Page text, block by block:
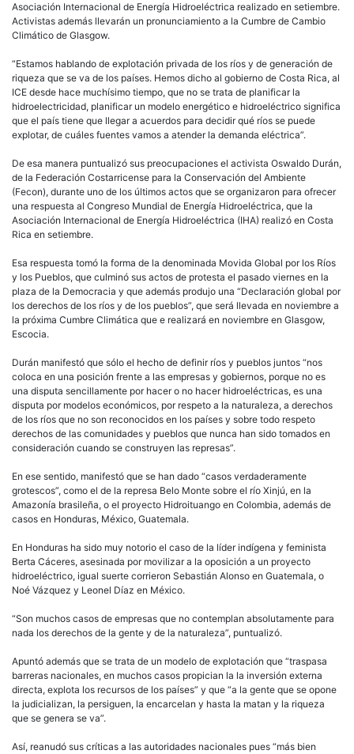
Asociación Internacional de Energía Hidroeléctrica realizado en setiembre.
Activistas además llevarán un pronunciamiento a la Cumbre de Cambio
Climático de Glasgow.
“Estamos hablando de explotación privada de los ríos y de generación de
riqueza que se va de los países. Hemos dicho al gobierno de Costa Rica, al
ICE desde hace muchísimo tiempo, que no se trata de planificar la
hidroelectricidad, planificar un modelo energético e hidroeléctrico significa
que el país tiene que llegar a acuerdos para decidir qué ríos se puede
explotar, de cuáles fuentes vamos a atender la demanda eléctrica”.
De esa manera puntualizó sus preocupaciones el activista Oswaldo Durán,
de la Federación Costarricense para la Conservación del Ambiente
(Fecon), durante uno de los últimos actos que se organizaron para ofrecer
una respuesta al Congreso Mundial de Energía Hidroeléctrica, que la
Asociación Internacional de Energía Hidroeléctrica (IHA) realizó en Costa
Rica en setiembre.
Esa respuesta tomó la forma de la denominada Movida Global por los Ríos
y los Pueblos, que culminó sus actos de protesta el pasado viernes en la
plaza de la Democracia y que además produjo una “Declaración global por
los derechos de los ríos y de los pueblos”, que será llevada en noviembre a
la próxima Cumbre Climática que e realizará en noviembre en Glasgow,
Escocia.
Durán manifestó que sólo el hecho de definir ríos y pueblos juntos “nos
coloca en una posición frente a las empresas y gobiernos, porque no es
una disputa sencillamente por hacer o no hacer hidroeléctricas, es una
disputa por modelos económicos, por respeto a la naturaleza, a derechos
de los ríos que no son reconocidos en los países y sobre todo respeto
derechos de las comunidades y pueblos que nunca han sido tomados en
consideración cuando se construyen las represas”.
En ese sentido, manifestó que se han dado “casos verdaderamente
grotescos”, como el de la represa Belo Monte sobre el río Xinjú, en la
Amazonía brasileña, o el proyecto Hidroituango en Colombia, además de
casos en Honduras, México, Guatemala.
En Honduras ha sido muy notorio el caso de la líder indígena y feminista
Berta Cáceres, asesinada por movilizar a la oposición a un proyecto
hidroeléctrico, igual suerte corrieron Sebastián Alonso en Guatemala, o
Noé Vázquez y Leonel Díaz en México.
“Son muchos casos de empresas que no contemplan absolutamente para
nada los derechos de la gente y de la naturaleza”, puntualizó.
Apuntó además que se trata de un modelo de explotación que “traspasa
barreras nacionales, en muchos casos propician la la inversión externa
directa, explota los recursos de los países” y que “a la gente que se opone
la judicializan, la persiguen, la encarcelan y hasta la matan y la riqueza
que se genera se va”.
Así, reanudó sus críticas a las autoridades nacionales pues “más bien